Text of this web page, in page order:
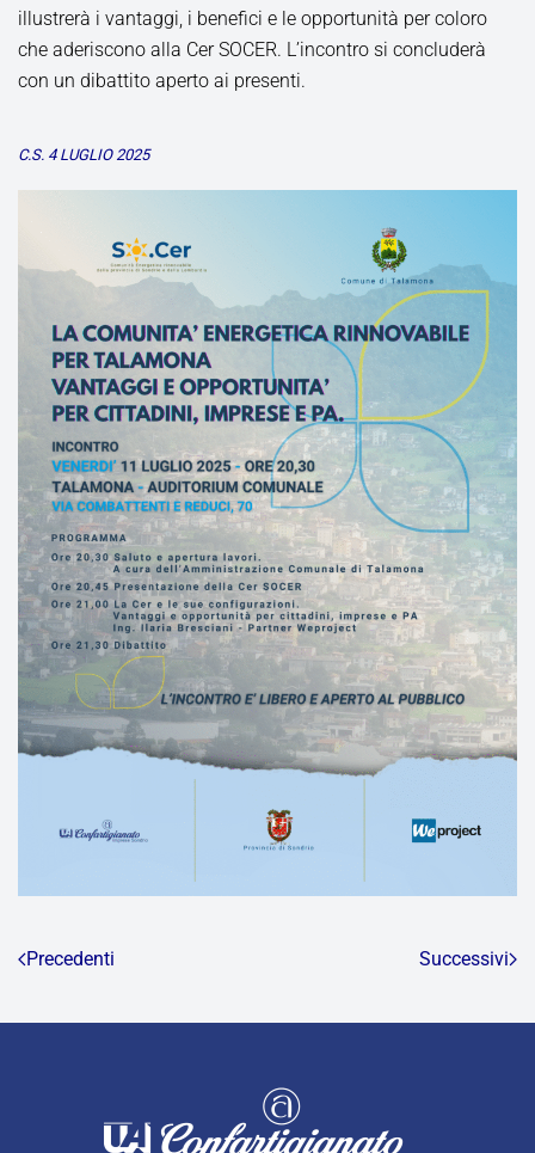
illustrerà i vantaggi, i benefici e le opportunità per coloro
che aderiscono alla Cer SOCER. L’incontro si concluderà
con un dibattito aperto ai presenti.
C.S. 4 LUGLIO 2025
Precedenti Successivi